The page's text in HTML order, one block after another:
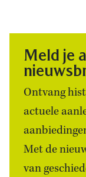
Meld je
Ontvang
actuele
Met de
van